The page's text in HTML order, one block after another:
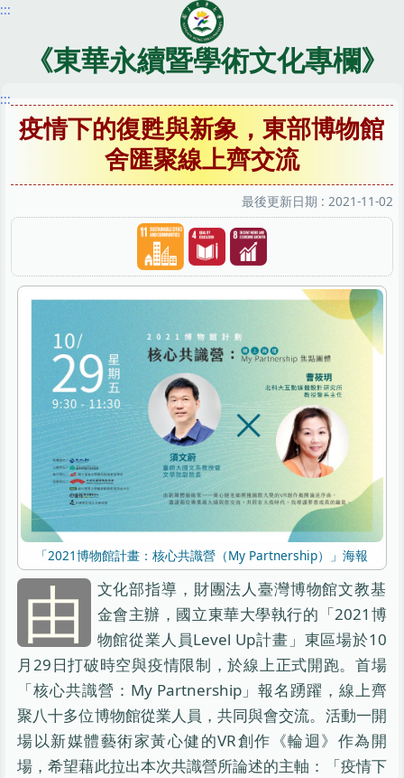
跳
內
區
:::
《東華永續暨學術文化專欄》
:::
疫情下的復甦與新象，東部博物館
舍匯聚線上齊交流
最後更新日期 : 2021-11-02
「2021博物館計畫：核心共識營（My Partnership）」海報
由
文化部指導，財團法人臺灣博物館文教基
金會主辦，國立東華大學執行的「2021博
物館從業人員Level Up計畫」東區場於10
月29日打破時空與疫情限制，於線上正式開跑。首場
「核心共識營：My Partnership」報名踴躍，線上齊
聚八十多位博物館從業人員，共同與會交流。活動一開
場以新媒體藝術家黃心健的VR創作《輪迴》作為開
場，希望藉此拉出本次共識營所論述的主軸：「疫情下